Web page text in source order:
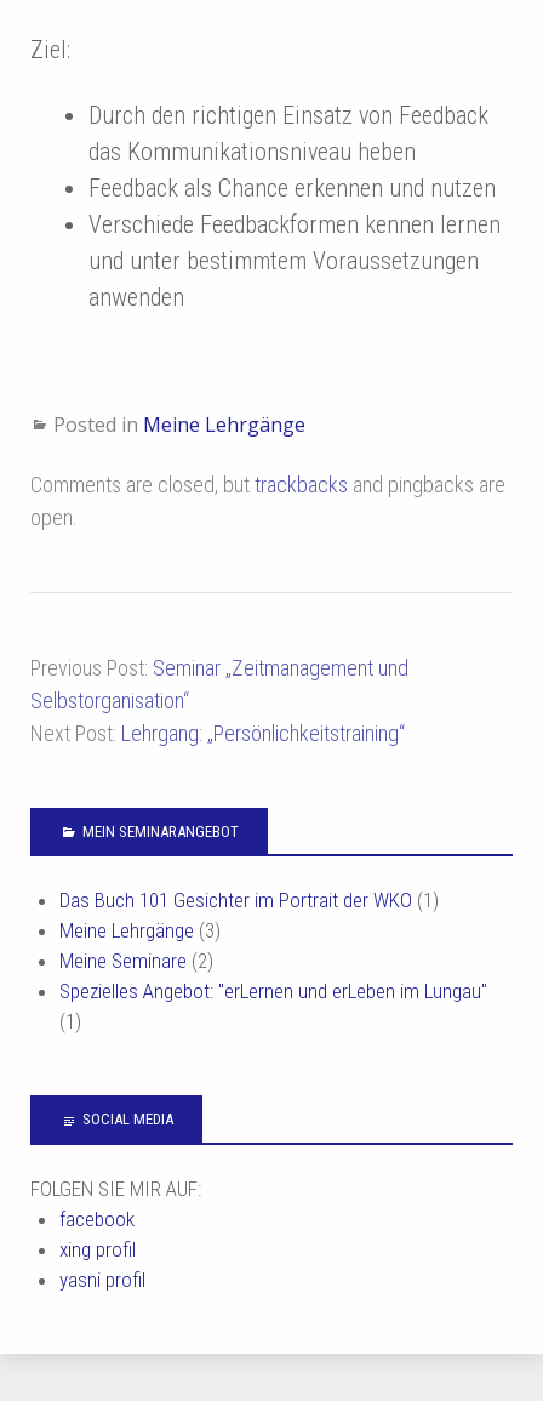
Ziel:
Durch den richtigen Einsatz von Feedback
das Kommunikationsniveau heben
Feedback als Chance erkennen und nutzen
Verschiede Feedbackformen kennen lernen
und unter bestimmtem Voraussetzungen
anwenden
Posted in Meine Lehrgänge
Comments are closed, buttrackbacks and pingbacks are
open.
Previous Post: Seminar „Zeitmanagement und
Selbstorganisation“
Next Post: Lehrgang: „Persönlichkeitstraining“
MEIN SEMINARANGEBOT
Das Buch 101 Gesichter im Portrait der WKO (1)
Meine Lehrgänge (3)
Meine Seminare (2)
Spezielles Angebot: "erLernen und erLeben im Lungau"
(1)
SOCIAL MEDIA
FOLGEN SIE MIR AUF:
facebook
xing profil
yasni profil